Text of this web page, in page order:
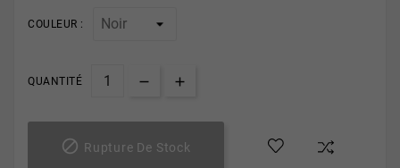
COULEUR :
QUANTITÉ
 Rupture De Stock